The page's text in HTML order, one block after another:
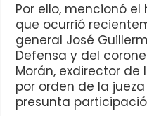
Por ello, mencionó
que ocurrió
general José
Defensa y del
Morán, exdirector de
por orden de la
presunta